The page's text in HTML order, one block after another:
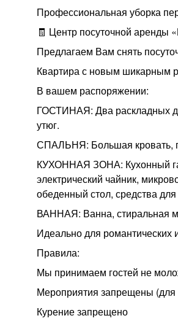
Профессиональная уборка
🧾 Центр посуточной аренды
Предлагаем Вам снять
Квартира с новым шикарным
В вашем распоряжении:
ГОСТИНАЯ: Два раскладных
утюг.
СПАЛЬНЯ: Большая кровать,
КУХОННАЯ ЗОНА: Кухонный
электрический чайник,
обеденный стол, средства
ВАННАЯ: Ванна, стиральная
Идеально для романтических
Правила:
Мы принимаем гостей не
Мероприятия запрещены
Курение запрещено